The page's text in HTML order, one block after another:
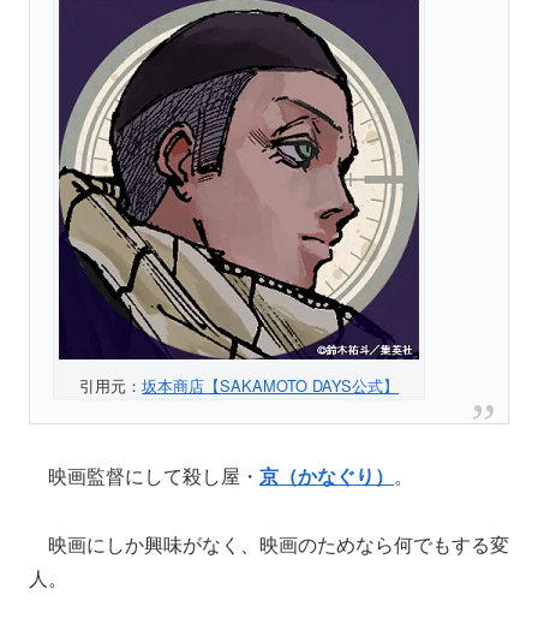
引用元：坂本商店【SAKAMOTO DAYS公式】
映画監督にして殺し屋・ 京（かなぐり） 。
映画にしか興味がなく、映画のためなら何でもする変
人。